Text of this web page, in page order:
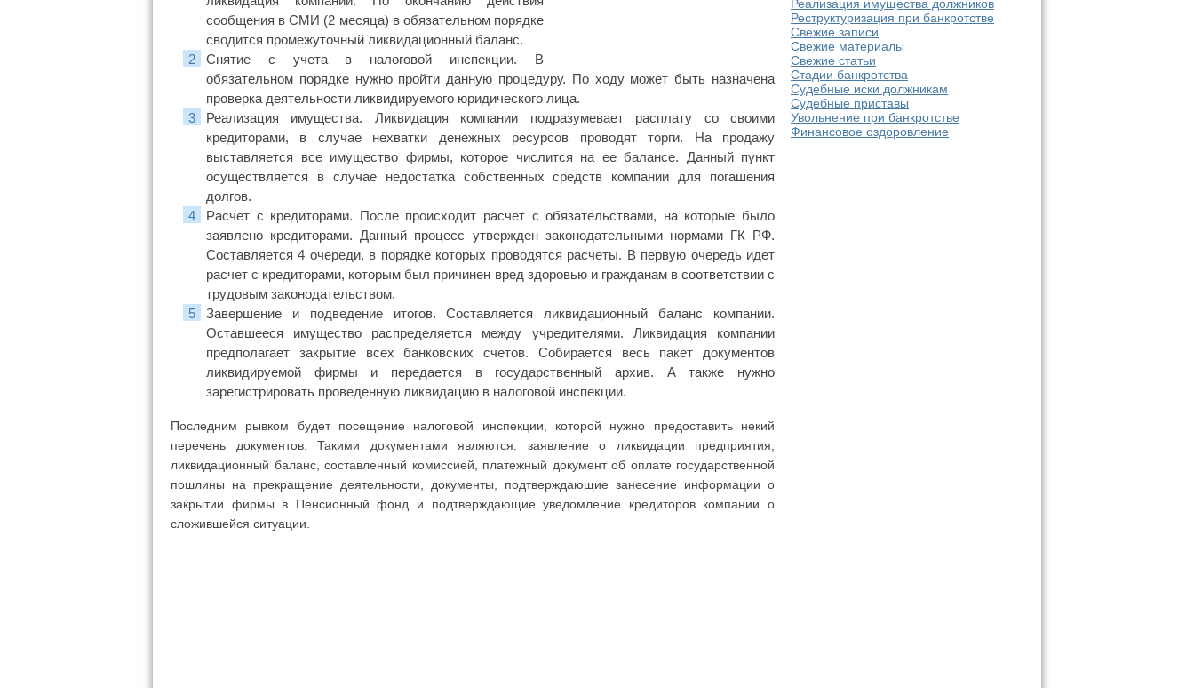
сообщения в СМИ (2 месяца) в обязательном порядке
сводится промежуточный ликвидационный баланс.
Снятие с учета в налоговой инспекции. В
обязательном порядке нужно пройти данную процедуру. По ходу может быть назначена
проверка деятельности ликвидируемого юридического лица.
Реализация имущества. Ликвидация компании подразумевает расплату со своими
кредиторами, в случае нехватки денежных ресурсов проводят торги. На продажу
выставляется все имущество фирмы, которое числится на ее балансе. Данный пункт
осуществляется в случае недостатка собственных средств компании для погашения
долгов.
Расчет с кредиторами. После происходит расчет с обязательствами, на которые было
заявлено кредиторами. Данный процесс утвержден законодательными нормами ГК РФ.
Составляется 4 очереди, в порядке которых проводятся расчеты. В первую очередь идет
расчет с кредиторами, которым был причинен вред здоровью и гражданам в соответствии с
трудовым законодательством.
Завершение и подведение итогов. Составляется ликвидационный баланс компании.
Оставшееся имущество распределяется между учредителями. Ликвидация компании
предполагает закрытие всех банковских счетов. Собирается весь пакет документов
ликвидируемой фирмы и передается в государственный архив. А также нужно
зарегистрировать проведенную ликвидацию в налоговой инспекции.
Последним рывком будет посещение налоговой инспекции, которой нужно предоставить некий
перечень документов. Такими документами являются: заявление о ликвидации предприятия,
ликвидационный баланс, составленный комиссией, платежный документ об оплате государственной
пошлины на прекращение деятельности, документы, подтверждающие занесение информации о
закрытии фирмы в Пенсионный фонд и подтверждающие уведомление кредиторов компании о
сложившейся ситуации.
Реализация имущества должников
Реструктуризация при банкротстве
Свежие записи
Свежие материалы
Свежие статьи
Стадии банкротства
Судебные иски должникам
Судебные приставы
Увольнение при банкротстве
Финансовое оздоровление